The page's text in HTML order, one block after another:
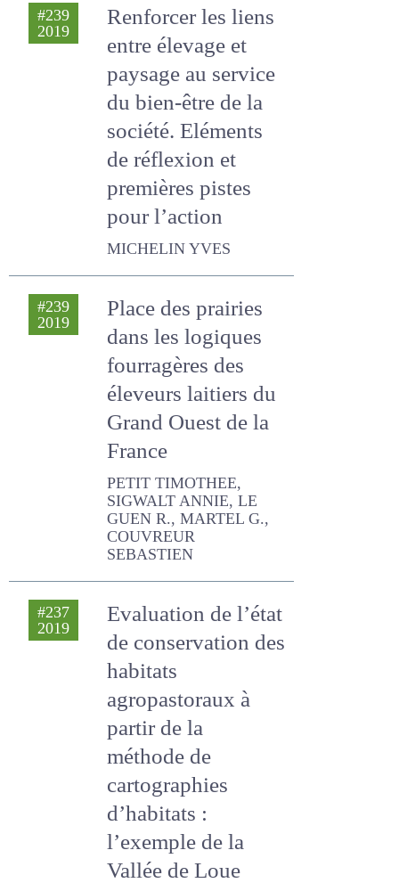
Alessandra
Renforcer les liens
entre élevage et
paysage au service
du bien-être de la
société. Eléments
de réflexion et
premières pistes
pour l’action
MICHELIN YVES
Place des prairies
dans les logiques
fourragères des
éleveurs laitiers du
Grand Ouest de la
France
PETIT TIMOTHEE, SIGWALT
ANNIE, LE GUEN R., MARTEL
#237
2019
Evaluation de l’état
de conservation
des habitats
agropastoraux à
partir de la
méthode de
cartographies
d’habitats :
l’exemple de la